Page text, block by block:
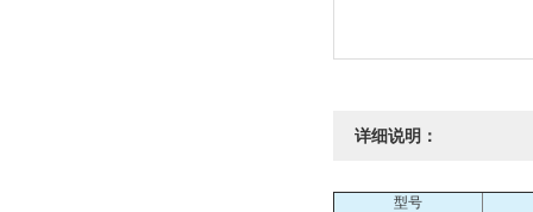
详细说明：
型号